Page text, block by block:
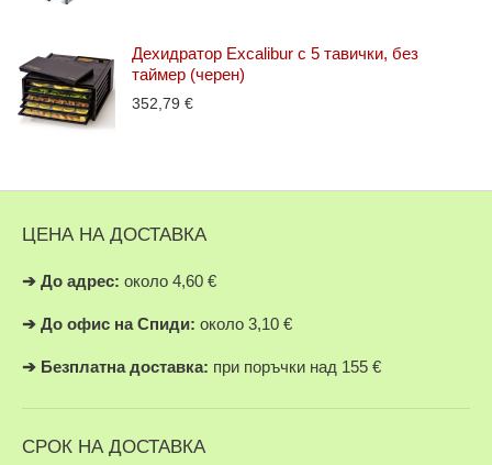
Дехидратор Excalibur с 5 тавички, без
таймер (черен)
352,79 €
ЦЕНА НА ДОСТАВКА
➔ До адрес: около 4,60 €
➔ До офис на Спиди: около 3,10 €
➔ Безплатна доставка: при поръчки над 155 €
СРОК НА ДОСТАВКА